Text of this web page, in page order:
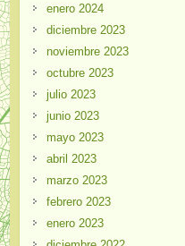
enero 2024
diciembre 2023
noviembre 2023
octubre 2023
julio 2023
junio 2023
mayo 2023
abril 2023
marzo 2023
febrero 2023
enero 2023